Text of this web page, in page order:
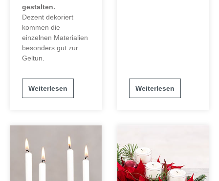
gestalten.
Dezent dekoriert
kommen die
einzelnen Materialien
besonders gut zur
Geltun.
Weiterlesen Weiterlesen